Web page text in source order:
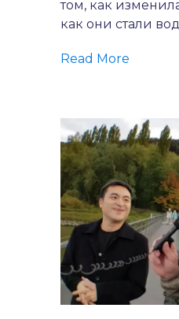
том, как
как они стали
Read More